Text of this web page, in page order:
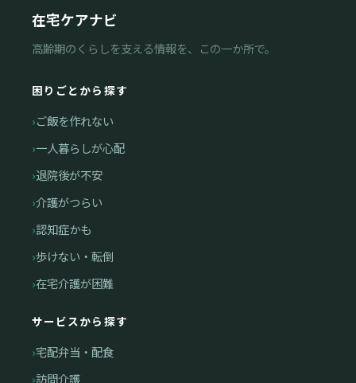
在宅ケアナビ
高齢期のくらしを支える情報を、この一か所で。
困りごとから探す
ご飯を作れない
一人暮らしが心配
退院後が不安
介護がつらい
認知症かも
歩けない・転倒
在宅介護が困難
サービスから探す
宅配弁当・配食
訪問介護